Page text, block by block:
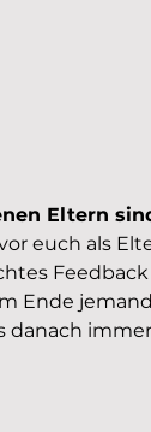
Eltern
euch als
Ende